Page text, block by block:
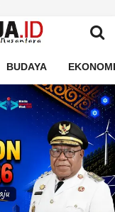
BUDAYA EKONOMI